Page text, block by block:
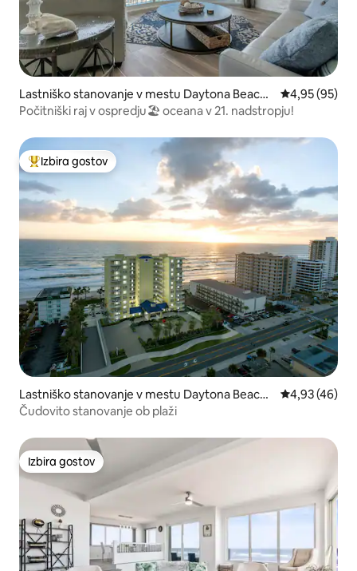
Lastniško stanovanje v mestu Daytona Beach
Shores
Povprečna
4,95 (95)
Počitniški raj v ospredju🏖 oceana v 21. nadstropju!
Najbolj priljubljena prenočišča z značko »Izbira gostov«
Izbira gostov
Lastniško stanovanje v mestu Daytona Beach
Shores
Povprečna
4,93 (46)
Čudovito stanovanje ob plaži
Izbira gostov
Izbira gostov